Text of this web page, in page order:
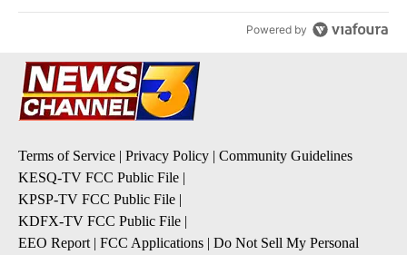
Powered by
Terms of Service | Privacy Policy | Community Guidelines
KESQ-TV FCC Public File |
KPSP-TV FCC Public File |
KDFX-TV FCC Public File |
EEO Report | FCC Applications | Do Not Sell My Personal